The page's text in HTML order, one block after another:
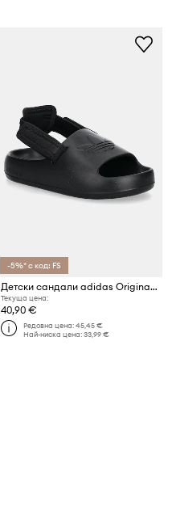
-5%* с код: FS
Детски сандали adidas Originals ADIFOM ADILETTE
Текуща цена:
40,90 €
Редовна цена:45,45 €
Най-ниска цена:33,99 €